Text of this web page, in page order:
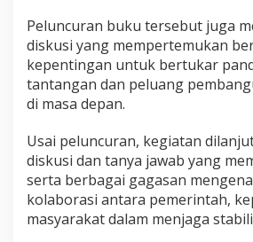
Peluncuran buku tersebut juga
diskusi yang mempertemukan
kepentingan untuk bertukar
tantangan dan peluang
di masa depan.
Usai peluncuran, kegiatan
diskusi dan tanya jawab yang
serta berbagai gagasan
kolaborasi antara pemerintah,
masyarakat dalam menjaga